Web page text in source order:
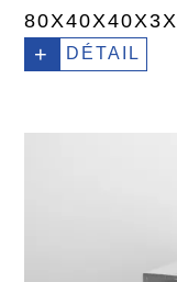
+ DÉTAIL